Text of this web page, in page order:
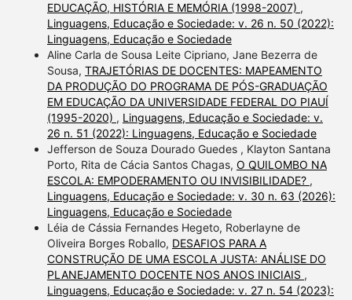
EDUCAÇÃO, HISTÓRIA E MEMÓRIA (1998-2007) ,
Linguagens, Educação e Sociedade: v. 26 n. 50 (2022):
Linguagens, Educação e Sociedade
Aline Carla de Sousa Leite Cipriano, Jane Bezerra de
Sousa, TRAJETÓRIAS DE DOCENTES: MAPEAMENTO
DA PRODUÇÃO DO PROGRAMA DE PÓS-GRADUAÇÃO
EM EDUCAÇÃO DA UNIVERSIDADE FEDERAL DO PIAUÍ
(1995-2020) , Linguagens, Educação e Sociedade: v.
26 n. 51 (2022): Linguagens, Educação e Sociedade
Jefferson de Souza Dourado Guedes , Klayton Santana
Porto, Rita de Cácia Santos Chagas, O QUILOMBO NA
ESCOLA: EMPODERAMENTO OU INVISIBILIDADE? ,
Linguagens, Educação e Sociedade: v. 30 n. 63 (2026):
Linguagens, Educação e Sociedade
Léia de Cássia Fernandes Hegeto, Roberlayne de
Oliveira Borges Roballo, DESAFIOS PARA A
CONSTRUÇÃO DE UMA ESCOLA JUSTA: ANÁLISE DO
PLANEJAMENTO DOCENTE NOS ANOS INICIAIS ,
Linguagens, Educação e Sociedade: v. 27 n. 54 (2023):